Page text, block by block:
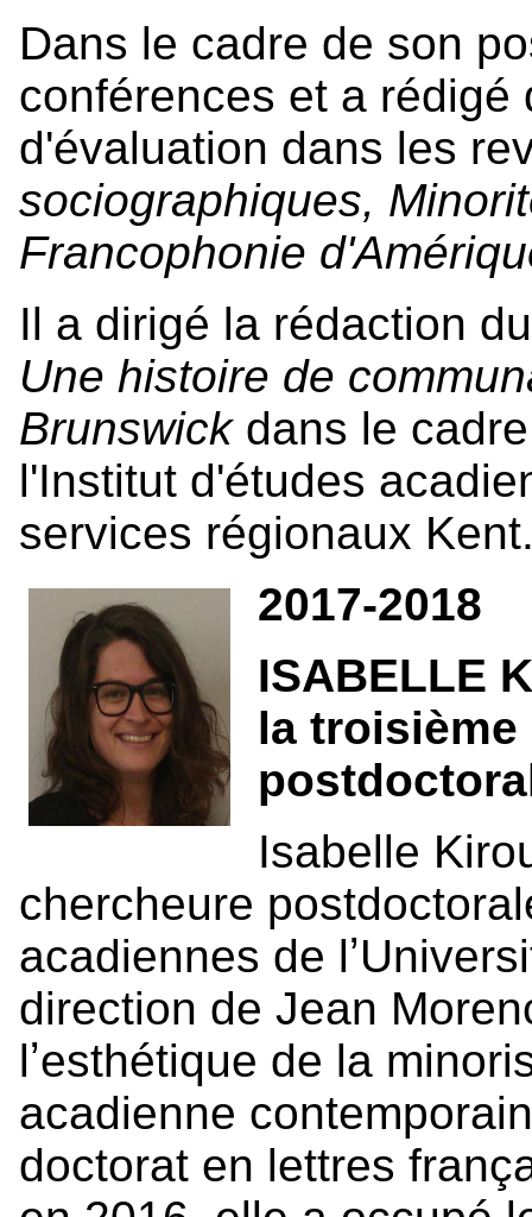
Dans le cadre de son
conférences et a
d'évaluation dans les
sociographiques,
Francophonie
Il a dirigé la rédaction
Une histoire de
Brunswick dans le
l'Institut d'études
services régionaux
2017-2018
ISABELLE
la
Isabelle
chercheure
acadiennes de
direction de Jean
lʼesthétique de la
acadienne
doctorat en lettres